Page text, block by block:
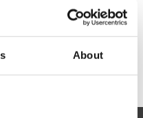
About
уплотнительной
задач по